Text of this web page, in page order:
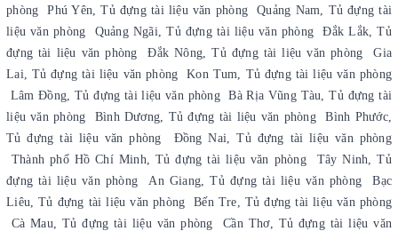
phòng Phú Yên, Tủ đựng tài liệu văn phòng Quảng Nam, Tủ đựng tài
liệu văn phòng Quảng Ngãi, Tủ đựng tài liệu văn phòng Đắk Lắk, Tủ
đựng tài liệu văn phòng Đắk Nông, Tủ đựng tài liệu văn phòng Gia
Lai, Tủ đựng tài liệu văn phòng Kon Tum, Tủ đựng tài liệu văn phòng
Lâm Đồng, Tủ đựng tài liệu văn phòng Bà Rịa Vũng Tàu, Tủ đựng tài
liệu văn phòng Bình Dương, Tủ đựng tài liệu văn phòng Bình Phước,
Tủ đựng tài liệu văn phòng Đồng Nai, Tủ đựng tài liệu văn phòng
Thành phố Hồ Chí Minh, Tủ đựng tài liệu văn phòng Tây Ninh, Tủ
đựng tài liệu văn phòng An Giang, Tủ đựng tài liệu văn phòng Bạc
Liêu, Tủ đựng tài liệu văn phòng Bến Tre, Tủ đựng tài liệu văn phòng
Cà Mau, Tủ đựng tài liệu văn phòng Cần Thơ, Tủ đựng tài liệu văn